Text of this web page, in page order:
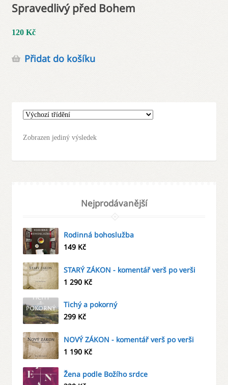
Spravedlivý před Bohem
120 Kč
Přidat do košíku
Zobrazen jediný výsledek
Nejprodávanější
Rodinná bohoslužba
149 Kč
STARÝ ZÁKON - komentář verš po verši
1 290 Kč
Tichý a pokorný
299 Kč
NOVÝ ZÁKON - komentář verš po verši
1 190 Kč
Žena podle Božího srdce